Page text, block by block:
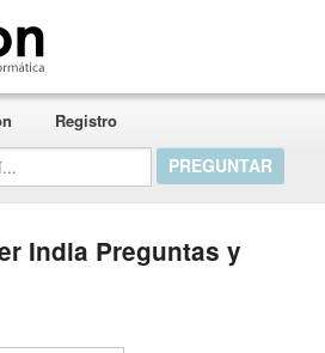
Registro
India Preguntas y